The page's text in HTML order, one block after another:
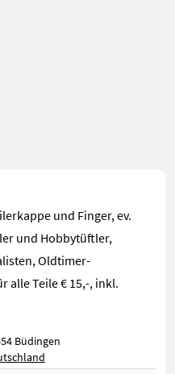
und Finger, ev.
und Hobbytüftler,
Oldtimer-
alle Teile € 15,-, inkl.
Büdingen